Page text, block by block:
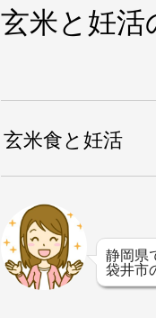
玄米と妊活
玄米食と妊活
静岡県
袋井市